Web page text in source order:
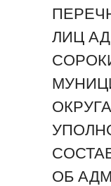
ЛИЦ
ОБ